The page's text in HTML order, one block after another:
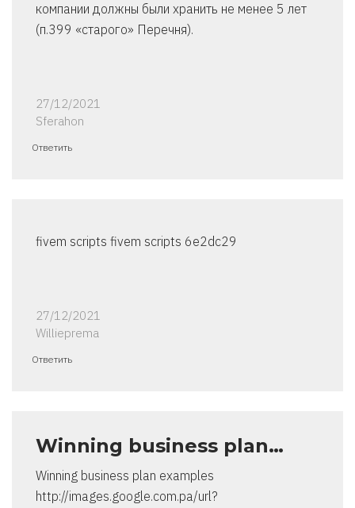
компании должны были хранить не менее 5 лет
(п.399 «старого» Перечня).
27/12/2021
Sferahon
Ответить
fivem scripts fivem scripts 6e2dc29
27/12/2021
Willieprema
Ответить
Winning business plan…
Winning business plan examples
http://images.google.com.pa/url?